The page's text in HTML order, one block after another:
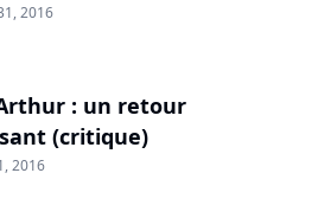
2016
: un retour
(critique)
2016